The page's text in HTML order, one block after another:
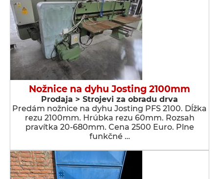
Nožnice na dyhu Josting 2100mm
Prodaja > Strojevi za obradu drva
Predám nožnice na dyhu Josting PFS 2100. Dĺžka
rezu 2100mm. Hrúbka rezu 60mm. Rozsah
pravítka 20-680mm. Cena 2500 Euro. Plne
funkčné …